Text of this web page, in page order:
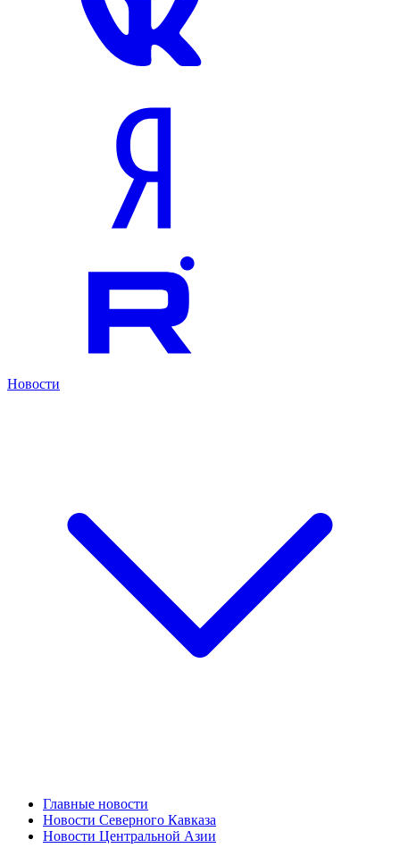
Новости
Главные новости
Новости Северного Кавказа
Новости Центральной Азии